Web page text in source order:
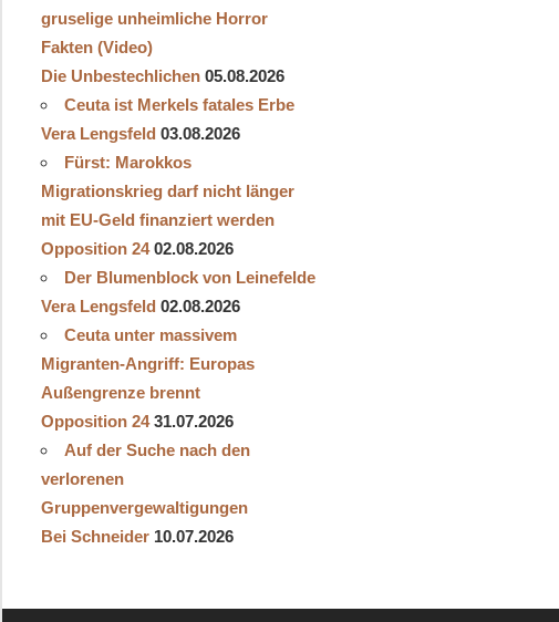
gruselige unheimliche Horror
Fakten (Video)
Die Unbestechlichen 05.08.2026
Ceuta ist Merkels fatales Erbe
Vera Lengsfeld 03.08.2026
Fürst: Marokkos
Migrationskrieg darf nicht länger
mit EU-Geld finanziert werden
Opposition 24 02.08.2026
Der Blumenblock von Leinefelde
Vera Lengsfeld 02.08.2026
Ceuta unter massivem
Migranten-Angriff: Europas
Außengrenze brennt
Opposition 24 31.07.2026
Auf der Suche nach den
verlorenen
Gruppenvergewaltigungen
Bei Schneider 10.07.2026